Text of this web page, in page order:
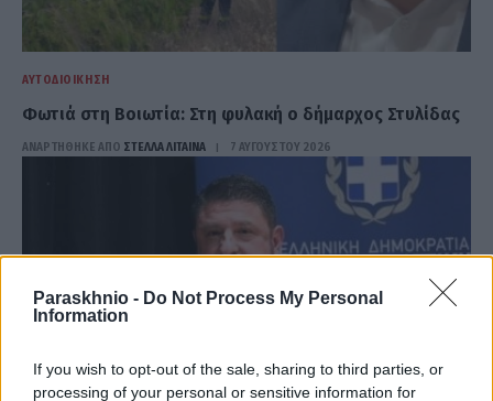
Paraskhnio - Do Not Process My Personal
Information
If you wish to opt-out of the sale, sharing to third parties, or
processing of your personal or sensitive information for
ΑΥΤΟΔΙΟΊΚΗΣΗ
Φωτιά στη Βοιωτία: Στη φυλακή ο δήμαρχος Στυλίδας
ΑΝΑΡΤΗΘΗΚΕ ΑΠΟ ΣΤΈΛΛΑ ΛΊΤΑΙΝΑ 7 ΑΥΓΟΎΣΤΟΥ 2026